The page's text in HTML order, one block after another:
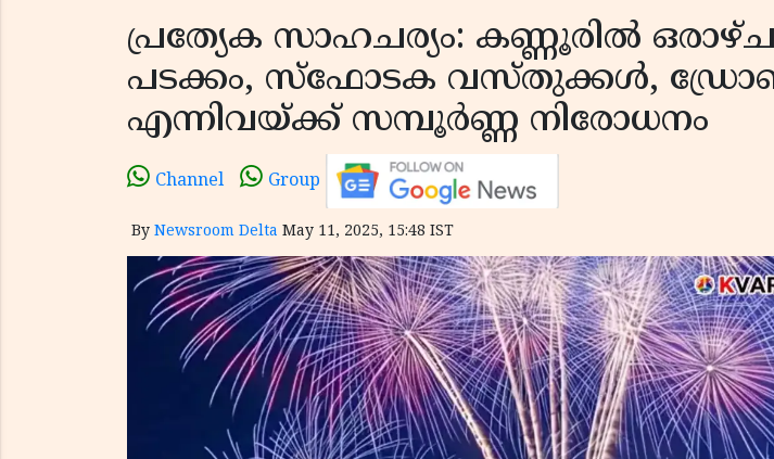
പ്രത്യേക സാഹചര്യം: കണ്ണൂരിൽ
പടക്കം, സ്ഫോടക വസ്തുക്കൾ,
എന്നിവയ്ക്ക് സമ്പൂർണ്ണ നിരോധനം
Channel Group
By Newsroom Delta May 11, 2025, 15:48 IST